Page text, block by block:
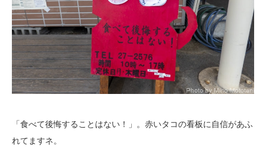
「食べて後悔することはない！」。赤いタコの看板に自信があふ
れてますネ。